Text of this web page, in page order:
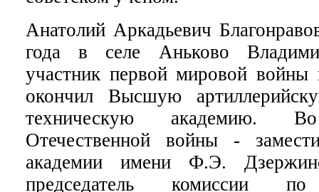
Анатолий Аркадьевич
года в селе Аньково
участник первой мировой
окончил Высшую
техническую академию.
Отечественной войны -
академии имени Ф.Э.
председатель комиссии